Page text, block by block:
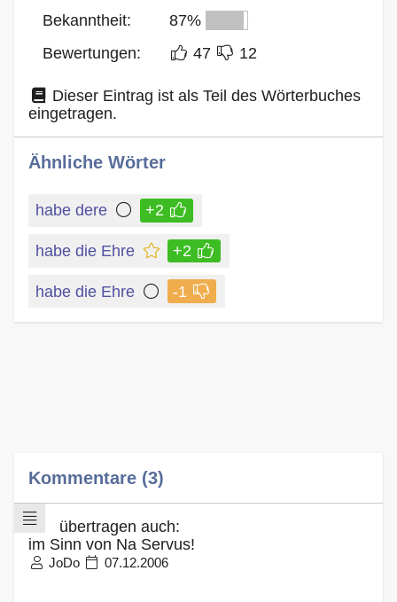
Bekanntheit:
87%
Bewertungen:
47 12
Dieser Eintrag ist als Teil des Wörterbuches
eingetragen.
Ähnliche Wörter
habe dere +2
habe die Ehre +2
habe die Ehre -1
Kommentare (3)
übertragen auch:
im Sinn von Na Servus!
JoDo 07.12.2006